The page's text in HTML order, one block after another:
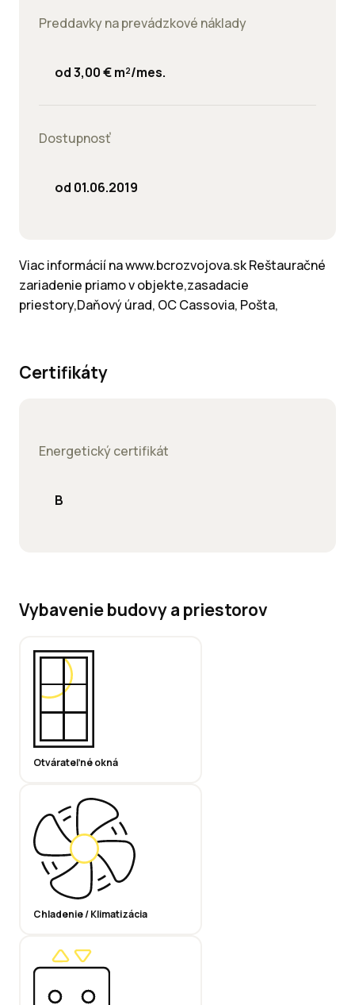
Preddavky na prevádzkové náklady
od 3,00 € m²/mes.
Dostupnosť
od 01.06.2019
Viac informácií na www.bcrozvojova.sk Reštauračné
zariadenie priamo v objekte,zasadacie
priestory,Daňový úrad, OC Cassovia, Pošta,
Certifikáty
Energetický certifikát
B
Vybavenie budovy a priestorov
Otvárateľné okná
Chladenie / Klimatizácia